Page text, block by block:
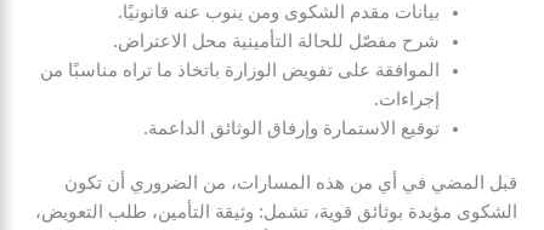
بيانات مقدم الشكوى ومن ينوب عنه قانونيًا.
شرح مفصّل للحالة التأمينية محل الاعتراض.
الموافقة على تفويض الوزارة باتخاذ ما تراه مناسبًا من
إجراءات.
توقيع الاستمارة وإرفاق الوثائق الداعمة.
قبل المضي في أي من هذه المسارات، من الضروري أن تكون
الشكوى مؤيدة بوثائق قوية، تشمل: وثيقة التأمين، طلب التعويض،